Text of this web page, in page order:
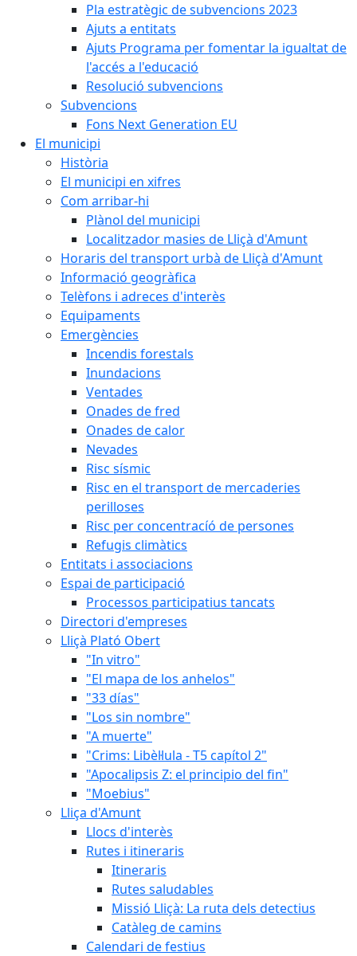
Pla estratègic de subvencions 2023
Ajuts a entitats
Ajuts Programa per fomentar la igualtat de
l'accés a l'educació
Resolució subvencions
Subvencions
Fons Next Generation EU
El municipi
Història
El municipi en xifres
Com arribar-hi
Plànol del municipi
Localitzador masies de Lliçà d'Amunt
Horaris del transport urbà de Lliçà d'Amunt
Informació geogràfica
Telèfons i adreces d'interès
Equipaments
Emergències
Incendis forestals
Inundacions
Ventades
Onades de fred
Onades de calor
Nevades
Risc sísmic
Risc en el transport de mercaderies
perilloses
Risc per concentracíó de persones
Refugis climàtics
Entitats i associacions
Espai de participació
Processos participatius tancats
Directori d'empreses
Lliçà Plató Obert
"In vitro"
"El mapa de los anhelos"
"33 días"
"Los sin nombre"
"A muerte"
"Crims: Libèl·lula - T5 capítol 2"
"Apocalipsis Z: el principio del fin"
"Moebius"
Lliça d'Amunt
Llocs d'interès
Rutes i itineraris
Itineraris
Rutes saludables
Missió Lliçà: La ruta dels detectius
Catàleg de camins
Calendari de festius